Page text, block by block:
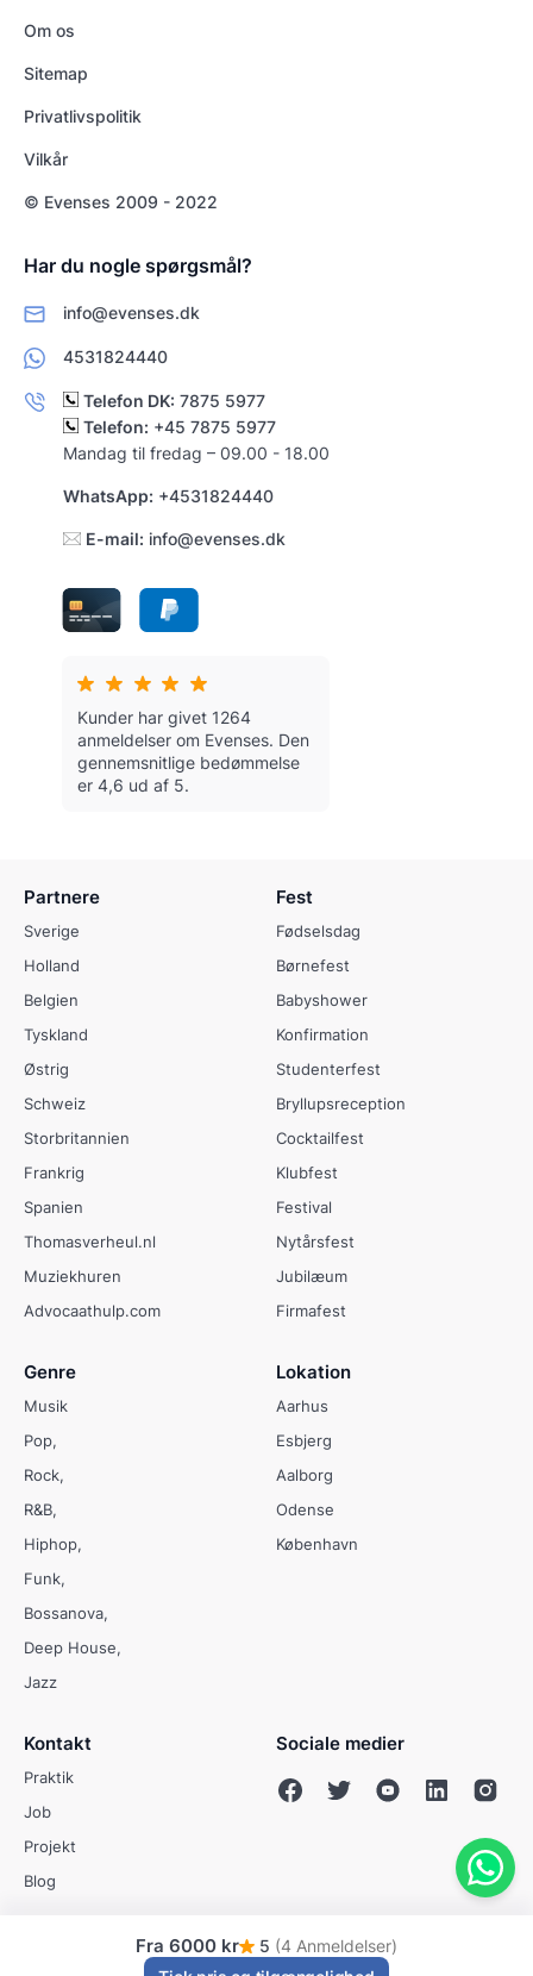
Fra 6000 kr 5 (4 Anmeldelser)
Om os
Sitemap
Privatlivspolitik
Vilkår
© Evenses 2009 - 2022
Har du nogle spørgsmål?
info@evenses.dk
4531824440
Telefon DK: 7875 5977
Telefon: +45 7875 5977
Mandag til fredag – 09.00 - 18.00
WhatsApp: +4531824440
E-mail: info@evenses.dk
Kunder har givet 1264
anmeldelser om Evenses. Den
gennemsnitlige bedømmelse
er 4,6 ud af 5.
Partnere
Sverige
Holland
Belgien
Tyskland
Østrig
Schweiz
Storbritannien
Frankrig
Spanien
Thomasverheul.nl
Muziekhuren
Advocaathulp.com
Fest
Fødselsdag
Børnefest
Babyshower
Konfirmation
Studenterfest
Bryllupsreception
Cocktailfest
Klubfest
Festival
Nytårsfest
Jubilæum
Firmafest
Genre
Musik
Pop
Rock
R&B
Hiphop
Funk
Bossanova
Deep House
Jazz
Lokation
Aarhus
Esbjerg
Aalborg
Odense
København
Kontakt
Praktik
Job
Projekt
Blog
Sociale medier
© Evenses 2009 - 2026